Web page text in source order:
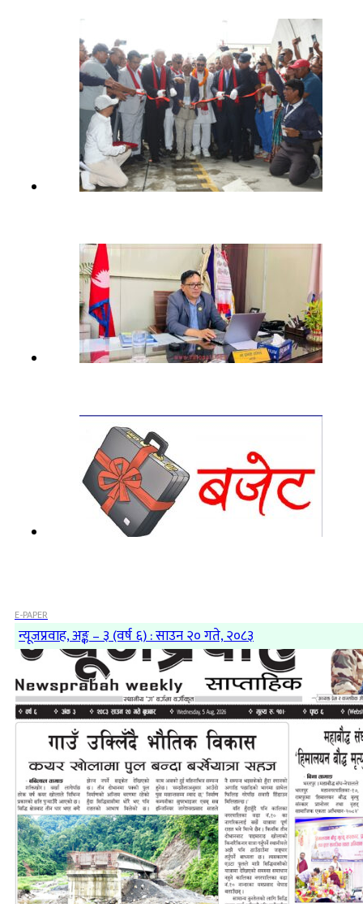
E-PAPER
न्यूजप्रवाह, अङ्क – ३ (वर्ष ६) : साउन २० गते, २०८३